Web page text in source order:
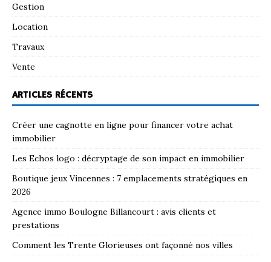
Gestion
Location
Travaux
Vente
ARTICLES RÉCENTS
Créer une cagnotte en ligne pour financer votre achat
immobilier
Les Echos logo : décryptage de son impact en immobilier
Boutique jeux Vincennes : 7 emplacements stratégiques en
2026
Agence immo Boulogne Billancourt : avis clients et
prestations
Comment les Trente Glorieuses ont façonné nos villes